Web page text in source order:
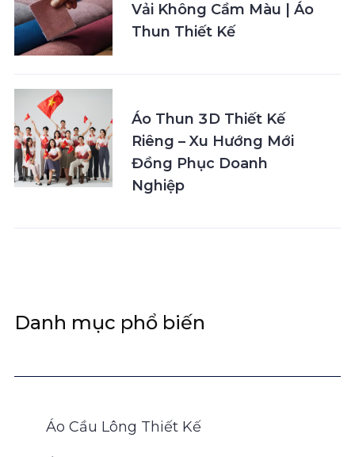
Vải Không Cầm Màu | Áo
Thun Thiết Kế
Áo Thun 3D Thiết Kế
Riêng – Xu Hướng Mới
Đồng Phục Doanh
Nghiệp
Danh mục phổ biến
Áo Cầu Lông Thiết Kế